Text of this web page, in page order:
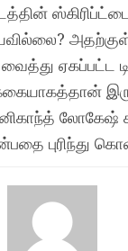
ஸ்கிரிப்ட்டை
ஏகப்பட்ட
புரிந்து